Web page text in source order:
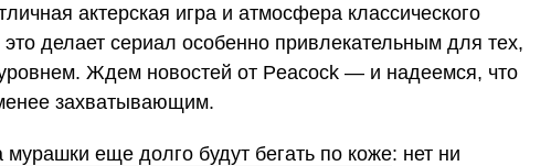
актерская игра и атмосфера классического
делает сериал особенно привлекательным для тех,
Ждем новостей от Peacock — и надеемся, что
захватывающим.
мурашки еще долго будут бегать по коже: нет ни